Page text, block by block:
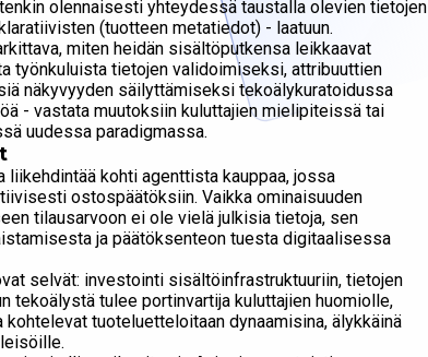
olennaisesti yhteydessä taustalla olevien tietojen
(tuotteen metatiedot) - laatuun.
miten heidän sisältöputkensa leikkaavat
työnkuluista tietojen validoimiseksi, attribuuttien
näkyvyyden säilyttämiseksi tekoälykuratoidussa
- vastata muutoksiin kuluttajien mielipiteissä tai
uudessa paradigmassa.
liikehdintää kohti agenttista kauppaa, jossa
ostospäätöksiin. Vaikka ominaisuuden
tilausarvoon ei ole vielä julkisia tietoja, sen
ja päätöksenteon tuesta digitaalisessa
selvät: investointi sisältöinfrastruktuuriin, tietojen
tekoälystä tulee portinvartija kuluttajien huomiolle,
tuoteluetteloitaan dynaamisina, älykkäinä